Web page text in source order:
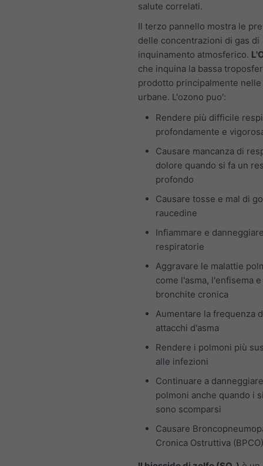
salute correlati.
Il terzo pannello mostra le
delle concentrazioni di gas di
inquinamento atmosferico.
che inquina la bassa
prodotto principalmente nelle
urbane. L'ozono puo':
Rendere più difficile
profondamente e
Causare mancanza di
dolore quando si fa un
profondo
Causare tosse e mal di
raucedine
Infiammare e
respiratorie
Aggravare le malattie
come l'asma, l'enfisema e
bronchite cronica
Aumentare la frequenza
attacchi d'asma
Rendere i polmoni più
alle infezioni
Continuare a
polmoni anche quando i
sono scomparsi
Causare
Cronica Ostruttiva (BPCO)